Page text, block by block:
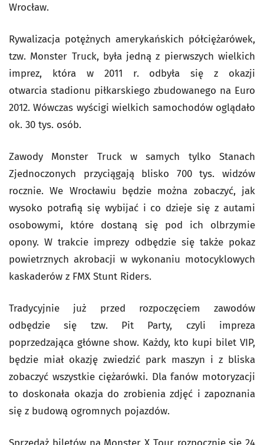
Wrocław.
Rywalizacja potężnych amerykańskich półciężarówek,
tzw. Monster Truck, była jedną z pierwszych wielkich
imprez, która w 2011 r. odbyła się z okazji
otwarcia stadionu piłkarskiego zbudowanego na Euro
2012. Wówczas wyścigi wielkich samochodów oglądało
ok. 30 tys. osób.
Zawody Monster Truck w samych tylko Stanach
Zjednoczonych przyciągają blisko 700 tys. widzów
rocznie. We Wrocławiu będzie można zobaczyć, jak
wysoko potrafią się wybijać i co dzieje się z autami
osobowymi, które dostaną się pod ich olbrzymie
opony. W trakcie imprezy odbędzie się także pokaz
powietrznych akrobacji w wykonaniu motocyklowych
kaskaderów z FMX Stunt Riders.
Tradycyjnie już przed rozpoczęciem zawodów
odbędzie się tzw. Pit Party, czyli impreza
poprzedzająca główne show. Każdy, kto kupi bilet VIP,
będzie miał okazję zwiedzić park maszyn i z bliska
zobaczyć wszystkie ciężarówki. Dla fanów motoryzacji
to doskonała okazja do zrobienia zdjęć i zapoznania
się z budową ogromnych pojazdów.